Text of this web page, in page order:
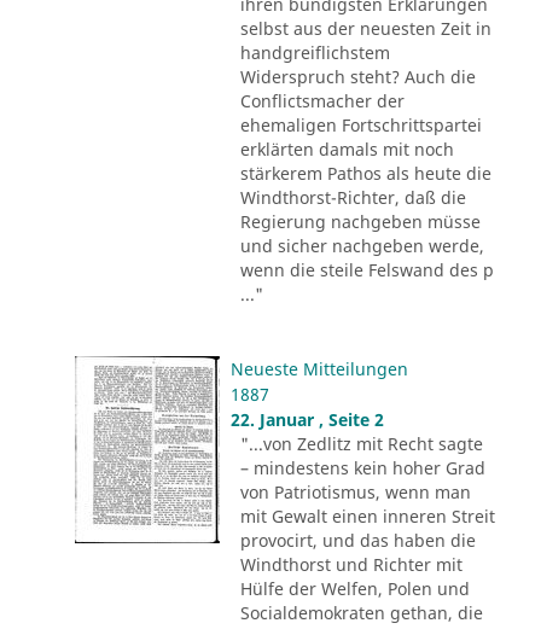
selbst aus der neuesten Zeit in
handgreiflichstem
Widerspruch steht? Auch die
Conflictsmacher der
ehemaligen Fortschrittspartei
erklärten damals mit noch
stärkerem Pathos als heute die
Windthorst-Richter, daß die
Regierung nachgeben müsse
und sicher nachgeben werde,
wenn die steile Felswand des p
..."
Neueste Mitteilungen
1887
22. Januar , Seite 2
"...von Zedlitz mit Recht sagte
– mindestens kein hoher Grad
von Patriotismus, wenn man
mit Gewalt einen inneren Streit
provocirt, und das haben die
Windthorst und Richter mit
Hülfe der Welfen, Polen und
Socialdemokraten gethan, die